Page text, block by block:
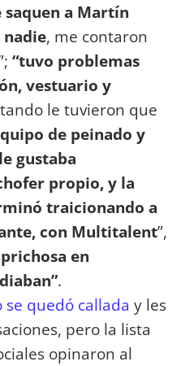
saquen a Martín
nadie, me contaron
“tuvo problemas
vestuario y
le tuvieron que
de peinado y
gustaba
propio, y la
traicionando a
con Multitalent”,
en
.
quedó callada y les
pero la lista
opinaron al